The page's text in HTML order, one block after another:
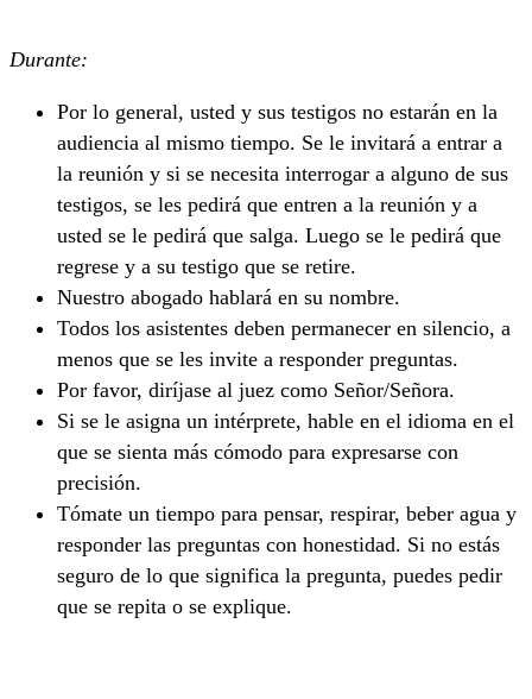
Durante:
Por lo general, usted y sus testigos no estarán en la
audiencia al mismo tiempo. Se le invitará a entrar a
la reunión y si se necesita interrogar a alguno de sus
testigos, se les pedirá que entren a la reunión y a
usted se le pedirá que salga. Luego se le pedirá que
regrese y a su testigo que se retire.
Nuestro abogado hablará en su nombre.
Todos los asistentes deben permanecer en silencio, a
menos que se les invite a responder preguntas.
Por favor, diríjase al juez como Señor/Señora.
Si se le asigna un intérprete, hable en el idioma en el
que se sienta más cómodo para expresarse con
precisión.
Tómate un tiempo para pensar, respirar, beber agua y
responder las preguntas con honestidad. Si no estás
seguro de lo que significa la pregunta, puedes pedir
que se repita o se explique.